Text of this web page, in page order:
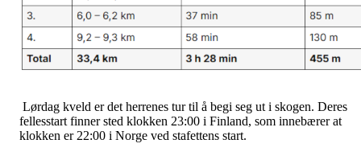
Lørdag kveld er det herrenes tur til å begi seg ut i skogen. Deres
fellesstart finner sted klokken 23:00 i Finland, som innebærer at
klokken er 22:00 i Norge ved stafettens start.